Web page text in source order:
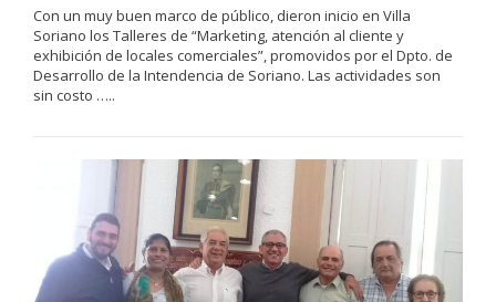
Con un muy buen marco de público, dieron inicio en Villa
Soriano los Talleres de “Marketing, atención al cliente y
exhibición de locales comerciales”, promovidos por el Dpto. de
Desarrollo de la Intendencia de Soriano. Las actividades son
sin costo …..